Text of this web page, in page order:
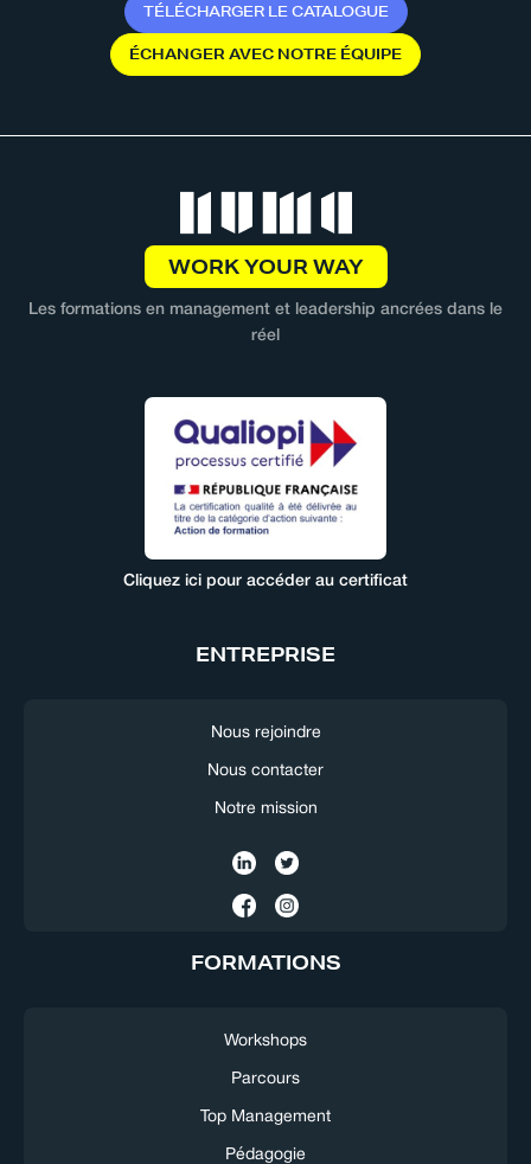
TÉLÉCHARGER LE CATALOGUE
ÉCHANGERAVEC NOTRE ÉQUIPE
WORK YOUR WAY
Les formations en management et leadership ancrées dans le
réel
Cliquez ici pour accéder au certificat
ENTREPRISE
Nous rejoindre
Nous contacter
Notre mission
FORMATIONS
Workshops
Parcours
Top Management
Pédagogie